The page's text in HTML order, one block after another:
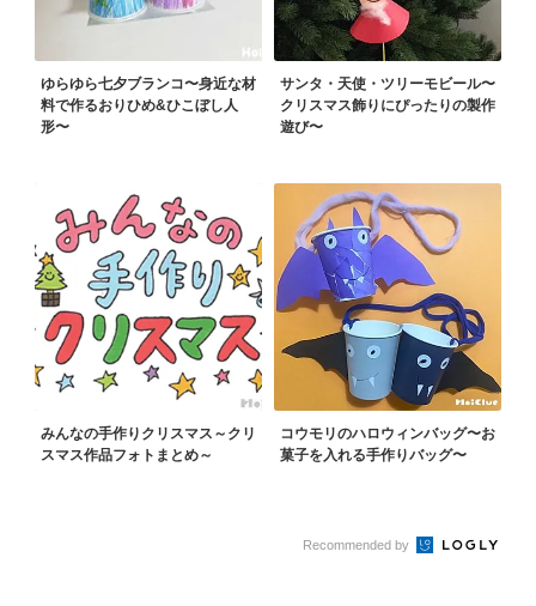
ゆらゆら七夕ブランコ〜身近な材
料で作るおりひめ&ひこぼし人
形〜
サンタ・天使・ツリーモビール〜
クリスマス飾りにぴったりの製作
遊び〜
みんなの手作りクリスマス～クリ
スマス作品フォトまとめ～
コウモリのハロウィンバッグ〜お
菓子を入れる手作りバッグ〜
Recommended by